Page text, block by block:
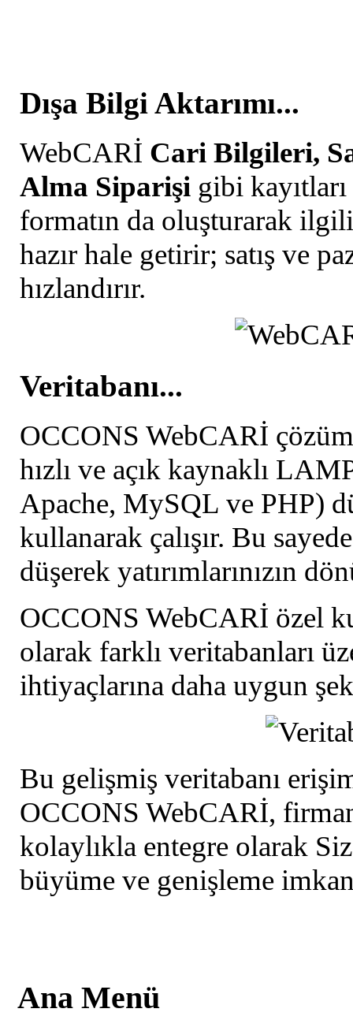
Dışa Bilgi Aktarımı...
WebCARİ Cari Bilgileri,
Alma Siparişi gibi
formatın da oluşturarak
hazır hale getirir; satış ve
hızlandırır.
Veritabanı...
OCCONS WebCARİ
hızlı ve açık kaynaklı
Apache, MySQL ve PHP)
kullanarak çalışır. Bu
düşerek yatırımlarınızın
OCCONS WebCARİ özel
olarak farklı veritabanları
ihtiyaçlarına daha uygun
Bu gelişmiş veritabanı
OCCONS WebCARİ,
kolaylıkla entegre olarak
büyüme ve genişleme
Ana Menü